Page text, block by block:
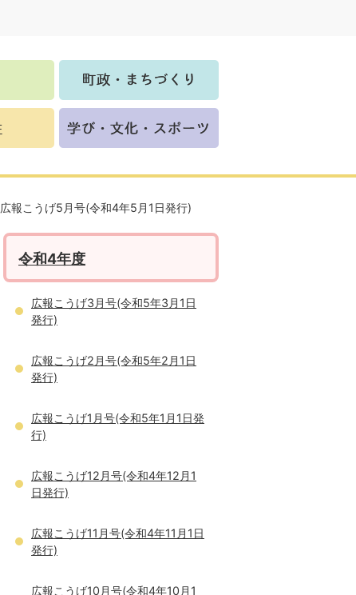
広報こうげ5月号(令和4年5月1日発行)
令和4年度
広報こうげ3月号(令和5年3月1日
発行)
広報こうげ2月号(令和5年2月1日
発行)
広報こうげ1月号(令和5年1月1日発
行)
広報こうげ12月号(令和4年12月1
日発行)
広報こうげ11月号(令和4年11月1日
発行)
広報こうげ10月号(令和4年10月1